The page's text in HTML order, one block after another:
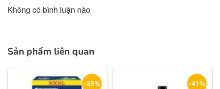
Không có bình luận nào
Sản phẩm liên quan
-35% -41%